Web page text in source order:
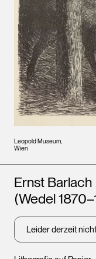
Leopold Museum,
Wien
Künstler*innen
Ernst Barlach
(Wedel
Leider derzeit